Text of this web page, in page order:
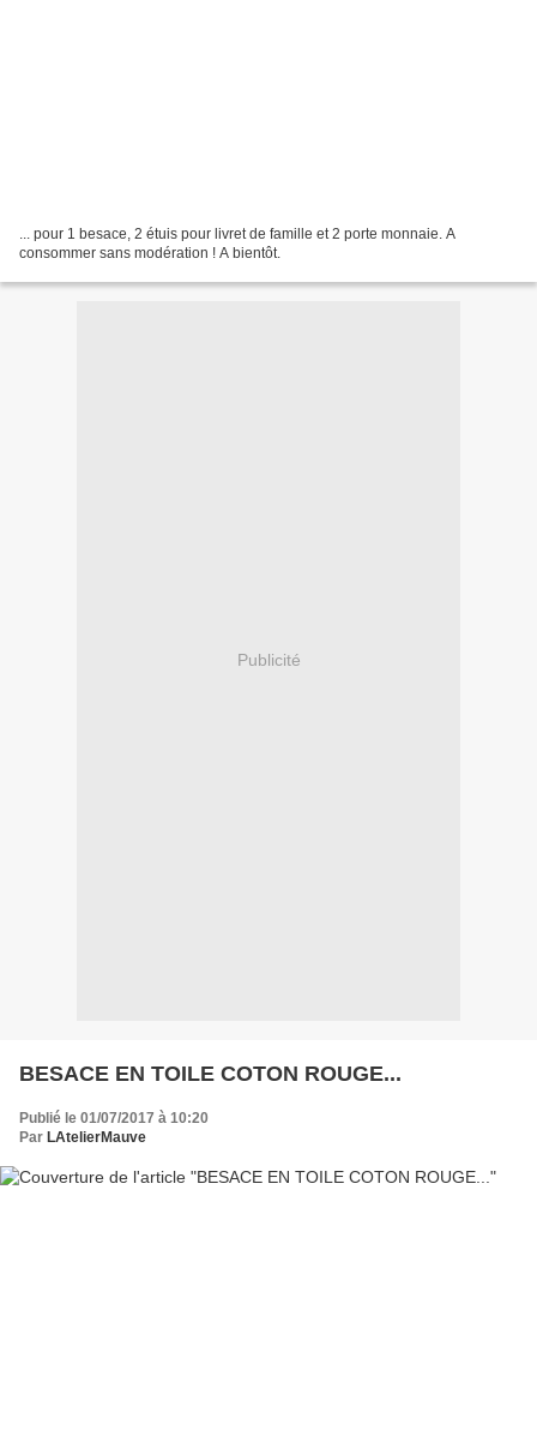
... pour 1 besace, 2 étuis pour livret de famille et 2 porte monnaie. A
consommer sans modération ! A bientôt.
Publicité
BESACE EN TOILE COTON ROUGE...
Publié le 01/07/2017 à 10:20
Par LAtelierMauve